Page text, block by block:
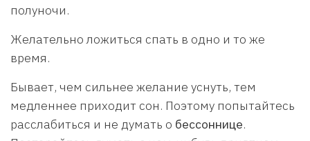
полуночи.
Желательно ложиться спать в одно и то же
время.
Бывает, чем сильнее желание уснуть, тем
медленнее приходит сон. Поэтому попытайтесь
расслабиться и не думать о бессоннице.